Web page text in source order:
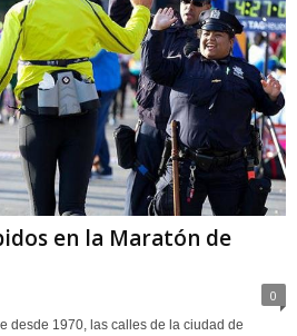
en la Maratón de
0
desde 1970, las calles de la ciudad de